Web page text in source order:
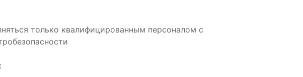
только квалифицированным персоналом с